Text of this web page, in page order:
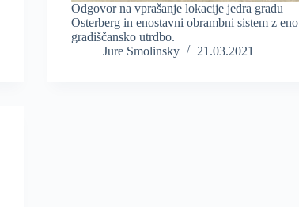
Odgovor na vprašanje lokacije jedra gradu
Osterberg in enostavni obrambni sistem z eno
gradiščansko utrdbo.
Jure Smolinsky
21.03.2021